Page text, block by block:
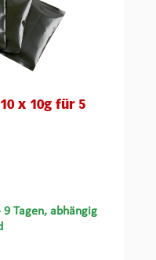
x 10g für 5
Tagen, abhängig